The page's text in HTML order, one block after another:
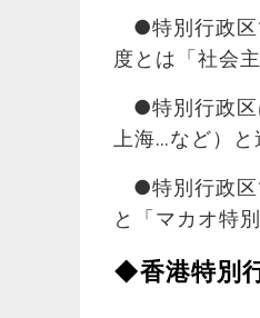
●特別行政区
度とは「社会
●特別行政区
上海…など）と
●特別行政区
と「マカオ特
◆香港特別